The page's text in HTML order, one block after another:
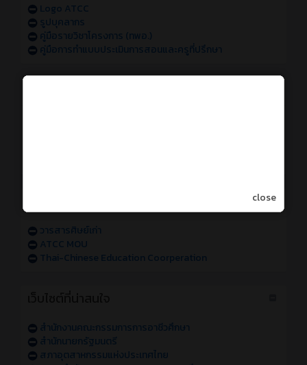
Logo ATCC
รูปบุคลากร
คู่มือรายวิชาโครงการ (ทพอ.)
คู่มือการทำแบบประเมินการสอนและครูที่ปรึกษา
วารสารศิษย์เก่า
ATCC MOU
Thai-Chinese Education Coorperation
สำนักงานคณะกรรมการการอาชีวศึกษา
สำนักนายกรัฐมนตรี
สภาอุตสาหกรรมแห่งประเทศไทย
close